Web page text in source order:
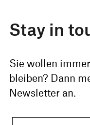
Stay in
Sie wollen
bleiben? Dann
Newsletter an.